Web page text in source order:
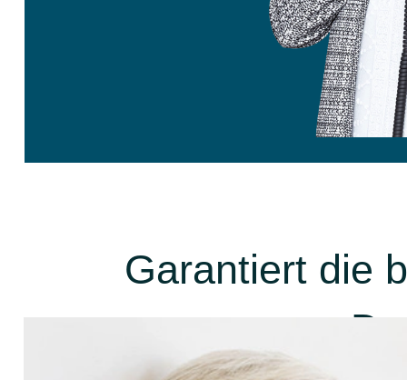
Garantiert die